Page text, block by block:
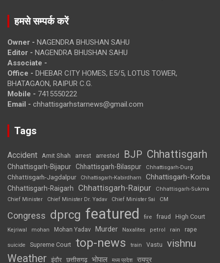
हमसे सम्पर्क करें
Owner - NAGENDRA BHUSHAN SAHU
Editor - NAGENDRA BHUSHAN SAHU
Associate -
Office - DHEBAR CITY HOMES, E5/5, LOTUS TOWER,
BHATAGAON, RAIPUR C.G.
Mobile - 7415550222
Email - chhattisgarhstarnews@gmail.com
Tags
Accident Amit Shah arrest arrested BJP Chhattisgarh
Chhattisgarh-Bijapur Chhattisgarh-Bilaspur Chhattisgarh-Durg
Chhattisgarh-Jagdalpur Chhattisgarh-Kabirdham Chhattisgarh-Korba
Chhattisgarh-Raigarh Chhattisgarh-Raipur
Chhattisgarh-Sukma
Chief Minister
Chief Minister Dr. Yadav Chief Minister Sai CM
Congress dprcg featured fire fraud High Court
Kejriwal mohan Mohan Yadav Murder Naxalites petrol rain rape
suicide Supreme Court top-news train Vastu vishnu
Weather इंदौर छत्तीसगढ़ भोपाल मध्य प्रदेश रायपुर